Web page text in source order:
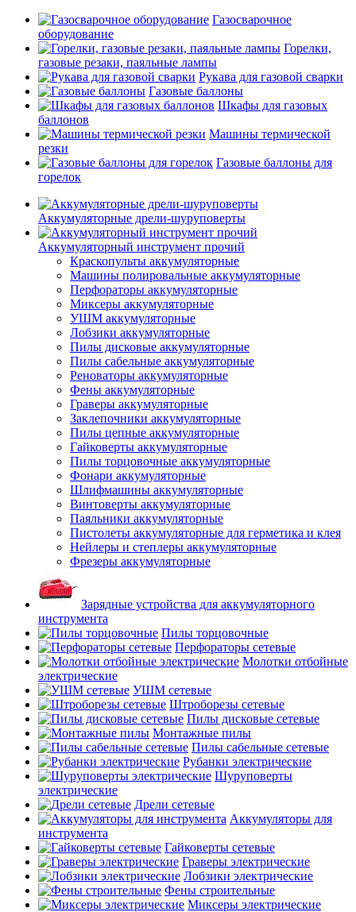
Газосварочное
оборудование
Горелки,
газовые резаки, паяльные лампы
Рукава для газовой сварки
Газовые баллоны
Шкафы для газовых
баллонов
Машины термической
резки
Газовые баллоны для
горелок
Аккумуляторные дрели-шуруповерты
Аккумуляторный инструмент прочий
Краскопульты аккумуляторные
Машины полировальные аккумуляторные
Перфораторы аккумуляторные
Миксеры аккумуляторные
УШМ аккумуляторные
Лобзики аккумуляторные
Пилы дисковые аккумуляторные
Пилы сабельные аккумуляторные
Реноваторы аккумуляторные
Фены аккумуляторные
Граверы аккумуляторные
Заклепочники аккумуляторные
Пилы цепные аккумуляторные
Гайковерты аккумуляторные
Пилы торцовочные аккумуляторные
Фонари аккумуляторные
Шлифмашины аккумуляторные
Винтоверты аккумуляторные
Паяльники аккумуляторные
Пистолеты аккумуляторные для герметика и клея
Нейлеры и степлеры аккумуляторные
Фрезеры аккумуляторные
Зарядные устройства для аккумуляторного
инструмента
Пилы торцовочные
Перфораторы сетевые
Молотки отбойные
электрические
УШМ сетевые
Штроборезы сетевые
Пилы дисковые сетевые
Монтажные пилы
Пилы сабельные сетевые
Рубанки электрические
Шуруповерты
электрические
Дрели сетевые
Аккумуляторы для
инструмента
Гайковерты сетевые
Граверы электрические
Лобзики электрические
Фены строительные
Миксеры электрические